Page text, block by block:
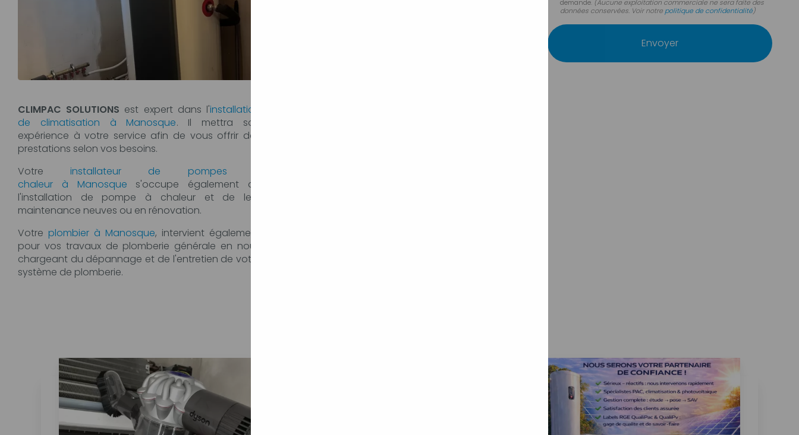
CLIMPAC SOLUTIONS est expert dans l'installation
de climatisation à Manosque. Il mettra son
expérience à votre service afin de vous offrir des
prestations selon vos besoins.
Votreinstallateur de pompes à
chaleur à Manosque s'occupe également de
l'installation de pompe à chaleur et de leur
maintenance neuves ou en rénovation.
Votre plombier à Manosque, intervient également
pour vos travaux de plomberie générale en nous
chargeant du dépannage et de l'entretien de votre
système de plomberie.
demande. (Aucune exploitation commerciale ne sera faite des
données conservées. Voir notre politique de confidentialité)